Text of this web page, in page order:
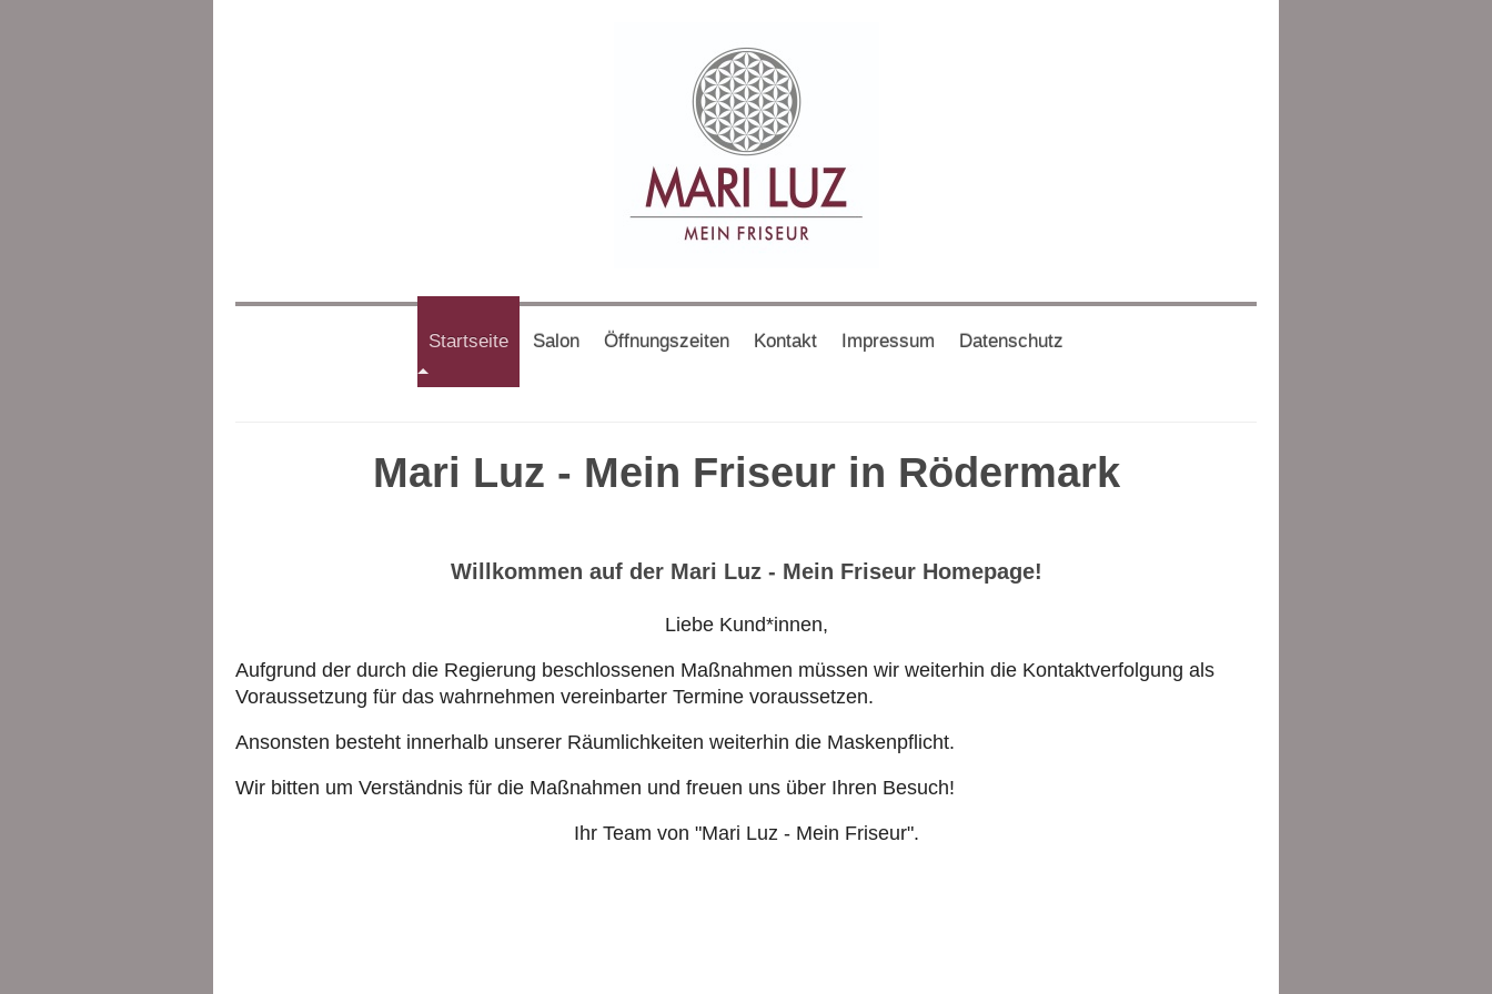
Startseite Salon Öffnungszeiten Kontakt Impressum Datenschutz
Mari Luz - Mein Friseur in Rödermark
Willkommen auf der Mari Luz - Mein Friseur Homepage!
Liebe Kund*innen,
Aufgrund der durch die Regierung beschlossenen Maßnahmen müssen wir weiterhin die Kontaktverfolgung als
Voraussetzung für das wahrnehmen vereinbarter Termine voraussetzen.
Ansonsten besteht innerhalb unserer Räumlichkeiten weiterhin die Maskenpflicht.
Wir bitten um Verständnis für die Maßnahmen und freuen uns über Ihren Besuch!
Ihr Team von "Mari Luz - Mein Friseur".